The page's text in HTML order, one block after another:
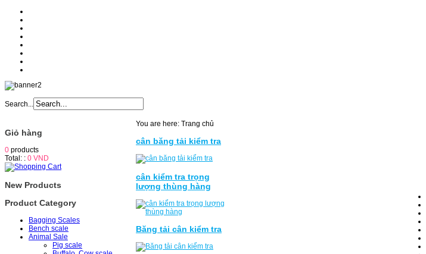
Search...
Giỏ hàng
0 products
Total: : 0 VND
New Products
Product Category
Bagging Scales
Bench scale
Animal Sale
Pig scale
You are here: Trang chủ
cân băng tải kiểm tra
cân kiểm tra trọng
lượng thùng hàng
Băng tải cân kiểm tra